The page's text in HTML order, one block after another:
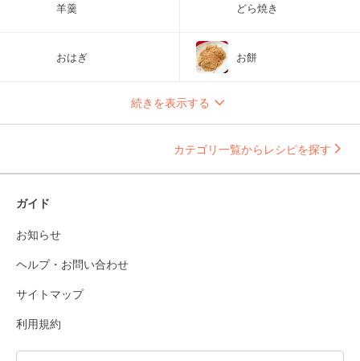
羊羹 どら焼き
おはぎ お餅
続きを表示する
カテゴリ一覧からレシピを探す
ガイド
お知らせ
ヘルプ・お問い合わせ
サイトマップ
利用規約